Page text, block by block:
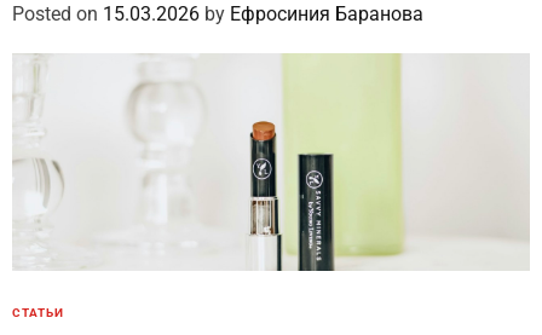
Posted on 15.03.2026 by Ефросиния Баранова
СТАТЬИ